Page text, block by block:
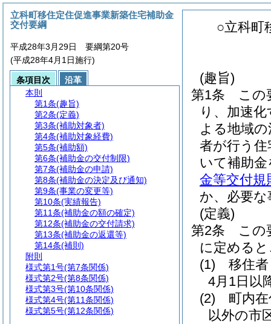
○立科町
(趣旨)
第1条
この
り、加速
よる地域
者が行う
いて補助
金等交付規
か、必要
(定義)
第2条
この
に定める
(1)
移住
4月1日以
(2)
町内
以外の市
立科町移住定住促進事業新築住宅補助金
交付要綱
平成28年3月29日 要綱第20号
(平成28年4月1日施行)
条項目次
沿革
本則
第1条(趣旨)
第2条(定義)
第3条(補助対象者)
第4条(補助対象経費)
第5条(補助額)
第6条(補助金の交付制限)
第7条(補助金の申請)
第8条(補助金の決定及び通知)
第9条(事業の変更等)
第10条(実績報告)
第11条(補助金の額の確定)
第12条(補助金の交付請求)
第13条(補助金の返還等)
第14条(補則)
附則
様式第1号(第7条関係)
様式第2号(第8条関係)
様式第3号(第10条関係)
様式第4号(第11条関係)
様式第5号(第12条関係)